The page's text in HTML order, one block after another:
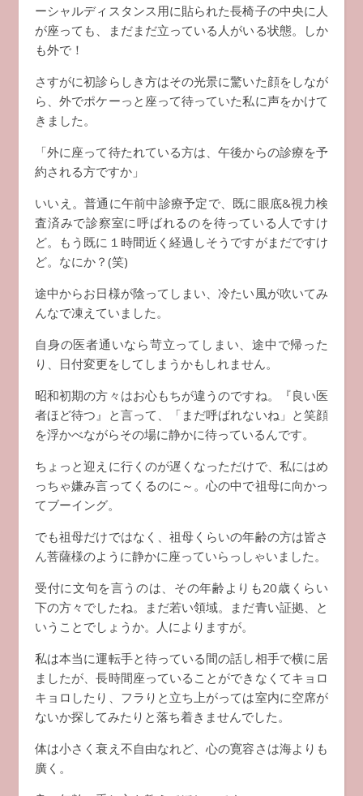
ーシャルディスタンス用に貼られた長椅子の中央に人
が座っても、まだまだ立っている人がいる状態。しか
も外で！
さすがに初診らしき方はその光景に驚いた顔をしなが
ら、外でポケーっと座って待っていた私に声をかけて
きました。
「外に座って待たれている方は、午後からの診療を予
約される方ですか」
いいえ。普通に午前中診療予定で、既に眼底&視力検
査済みで診察室に呼ばれるのを待っている人ですけ
ど。もう既に１時間近く経過しそうですがまだですけ
ど。なにか？(笑)
途中からお日様が陰ってしまい、冷たい風が吹いてみ
んなで凍えていました。
自身の医者通いなら苛立ってしまい、途中で帰った
り、日付変更をしてしまうかもしれません。
昭和初期の方々はお心もちが違うのですね。『良い医
者ほど待つ』と言って、「まだ呼ばれないね」と笑顔
を浮かべながらその場に静かに待っているんです。
ちょっと迎えに行くのが遅くなっただけで、私にはめ
っちゃ嫌み言ってくるのに～。心の中で祖母に向かっ
てブーイング。
でも祖母だけではなく、祖母くらいの年齢の方は皆さ
ん菩薩様のように静かに座っていらっしゃいました。
受付に文句を言うのは、その年齢よりも20歳くらい
下の方々でしたね。まだ若い領域。まだ青い証拠、と
いうことでしょうか。人によりますが。
私は本当に運転手と待っている間の話し相手で横に居
ましたが、長時間座っていることができなくてキョロ
キョロしたり、フラりと立ち上がっては室内に空席が
ないか探してみたりと落ち着きませんでした。
体は小さく衰え不自由なれど、心の寛容さは海よりも
廣く。